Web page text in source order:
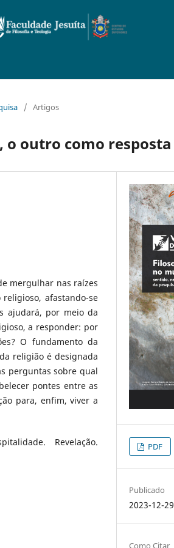
/ Artigos
outro como resposta
mergulhar nas raízes
afastando-se
ajudará, por meio da
a responder: por
O fundamento da
religião é designada
perguntas sobre qual
pontes entre as
para, enfim, viver a
Revelação.
PDF
Publicado
2023-12-29
Como Citar